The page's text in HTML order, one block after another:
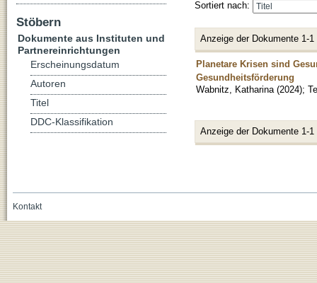
Sortiert nach:
Anzeige der Dokumente 1-1
Planetare Krisen sind
Gesundheitsförderung
Wabnitz, Katharina (2024);
Anzeige der Dokumente 1-1
Stöbern
Dokumente aus Instituten und
Partnereinrichtungen
Erscheinungsdatum
Autoren
Titel
DDC-Klassifikation
Kontakt